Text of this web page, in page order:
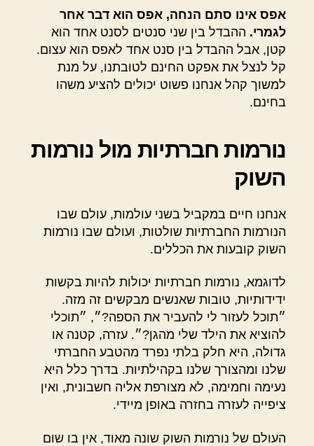
אפס אינו סתם הנחה, אפס הוא דבר אחר
לגמרי. ההבדל בין שני סנטים לסנט אחד הוא
קטן, אבל ההבדל בין סנט אחד לאפס הוא עצום.
קל לנצל את אפקט החינם לטובתנו, על מנת
למשוך קהל אנחנו פשוט יכולים להציע משהו
בחינם.
נורמות חברתיות מול נורמות
השוק
אנחנו חיים במקביל בשני עולמות, עולם שבו
הנורמות החברתיות שולטות, ועולם שבו נורמות
השוק קובעות את הכללים.
לדוגמא, נורמות חברתיות יכולות להיות בקשות
ידידותיות, טובות שאנשים מבקשים זה מזה.
״תוכל לעזור לי להעביר את הספה?״, ״תוכלי
להוציא את הילד שלי מהגן?״. עזרה, קטנה או
גדולה, היא חלק בלתי נפרד מהטבע החברתי
שלנו ומהצורך שלנו בקהילתיות. בדרך כלל היא
נעימה וחמימה, לא מצורפת אליה חשבונית, ואין
ציפייה לעזרה בחזרה באופן מיידי.
העולם של נורמות השוק שונה מאוד, אין בו שום